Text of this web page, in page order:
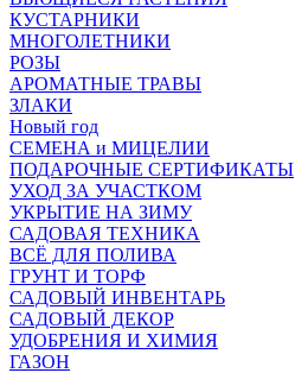
КУСТАРНИКИ
МНОГОЛЕТНИКИ
РОЗЫ
АРОМАТНЫЕ ТРАВЫ
ЗЛАКИ
Новый год
СЕМЕНА и МИЦЕЛИИ
ПОДАРОЧНЫЕ СЕРТИФИКАТЫ
УХОД ЗА УЧАСТКОМ
УКРЫТИЕ НА ЗИМУ
САДОВАЯ ТЕХНИКА
ВСЁ ДЛЯ ПОЛИВА
ГРУНТ И ТОРФ
САДОВЫЙ ИНВЕНТАРЬ
САДОВЫЙ ДЕКОР
УДОБРЕНИЯ И ХИМИЯ
ГАЗОН